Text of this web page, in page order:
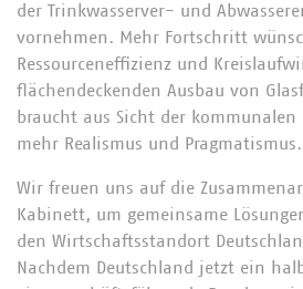
der Trinkwasserver- und
vornehmen. Mehr Fortschritt
Ressourceneffizienz und
flächendeckenden Ausbau von
braucht aus Sicht der
mehr Realismus und Pragmatismus.
Wir freuen uns auf die
Kabinett, um gemeinsame
den Wirtschaftsstandort
Nachdem Deutschland jetzt ein